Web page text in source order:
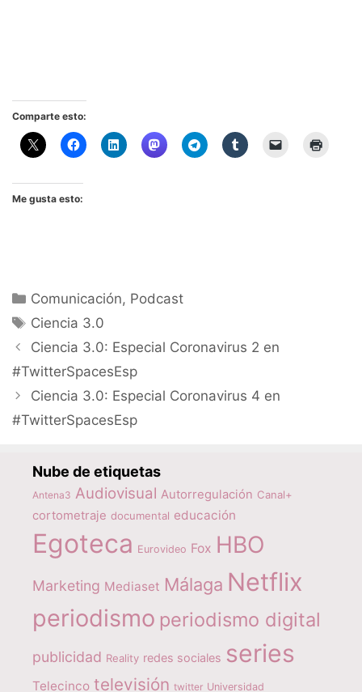
Comparte esto:
Me gusta esto:
Categorías
Comunicación, Podcast
Etiquetas
Ciencia 3.0
Ciencia 3.0: Especial Coronavirus 2 en
#TwitterSpacesEsp
Ciencia 3.0: Especial Coronavirus 4 en
#TwitterSpacesEsp
Nube de etiquetas
Antena3 Audiovisual Autorregulación Canal+
cortometraje documental educación
Egoteca Eurovideo Fox HBO
Marketing Mediaset Málaga Netflix
periodismo periodismo digital
publicidad Reality redes sociales series
Telecinco televisión twitter Universidad